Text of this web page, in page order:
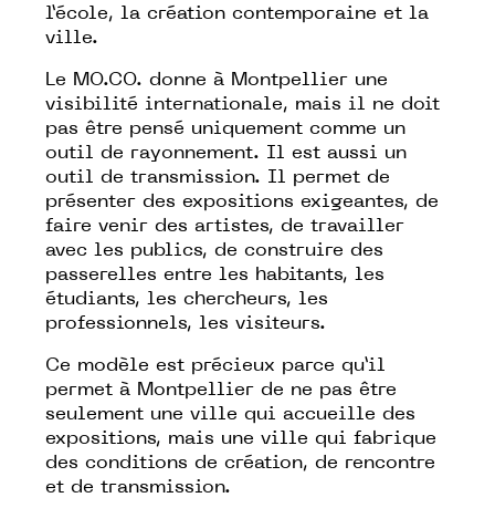
l’école, la création contemporaine et la
ville.
Le MO.CO. donne à Montpellier une
visibilité internationale, mais il ne doit
pas être pensé uniquement comme un
outil de rayonnement. Il est aussi un
outil de transmission. Il permet de
présenter des expositions exigeantes, de
faire venir des artistes, de travailler
avec les publics, de construire des
passerelles entre les habitants, les
étudiants, les chercheurs, les
professionnels, les visiteurs.
Ce modèle est précieux parce qu’il
permet à Montpellier de ne pas être
seulement une ville qui accueille des
expositions, mais une ville qui fabrique
des conditions de création, de rencontre
et de transmission.